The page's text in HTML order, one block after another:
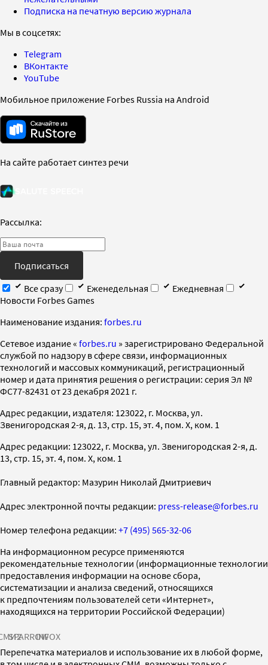
Подписка на печатную версию журнала
Мы в соцсетях:
Telegram
ВКонтакте
YouTube
Мобильное приложение Forbes Russia на Android
На сайте работает синтез речи
Рассылка:
Подписаться
Все сразу
Еженедельная
Ежедневная
Новости Forbes Games
Наименование издания: forbes.ru
Cетевое издание « forbes.ru » зарегистрировано Федеральной
службой по надзору в сфере связи, информационных
технологий и массовых коммуникаций, регистрационный
номер и дата принятия решения о регистрации: серия Эл №
ФС77-82431 от 23 декабря 2021 г.
Адрес редакции, издателя: 123022, г. Москва, ул.
Звенигородская 2-я, д. 13, стр. 15, эт. 4, пом. X, ком. 1
Адрес редакции: 123022, г. Москва, ул. Звенигородская 2-я, д.
13, стр. 15, эт. 4, пом. X, ком. 1
Главный редактор: Мазурин Николай Дмитриевич
Адрес электронной почты редакции: press-release@forbes.ru
Номер телефона редакции: +7 (495) 565-32-06
На информационном ресурсе применяются
рекомендательные технологии (информационные технологии
предоставления информации на основе сбора,
систематизации и анализа сведений, относящихся
к предпочтениям пользователей сети «Интернет»,
находящихся на территории Российской Федерации)
SPARROWINFOX
Перепечатка материалов и использование их в любой форме,